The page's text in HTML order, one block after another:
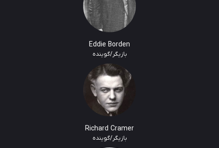
Eddie Borden
بازیگر/گوینده
Richard Cramer
بازیگر/گوینده